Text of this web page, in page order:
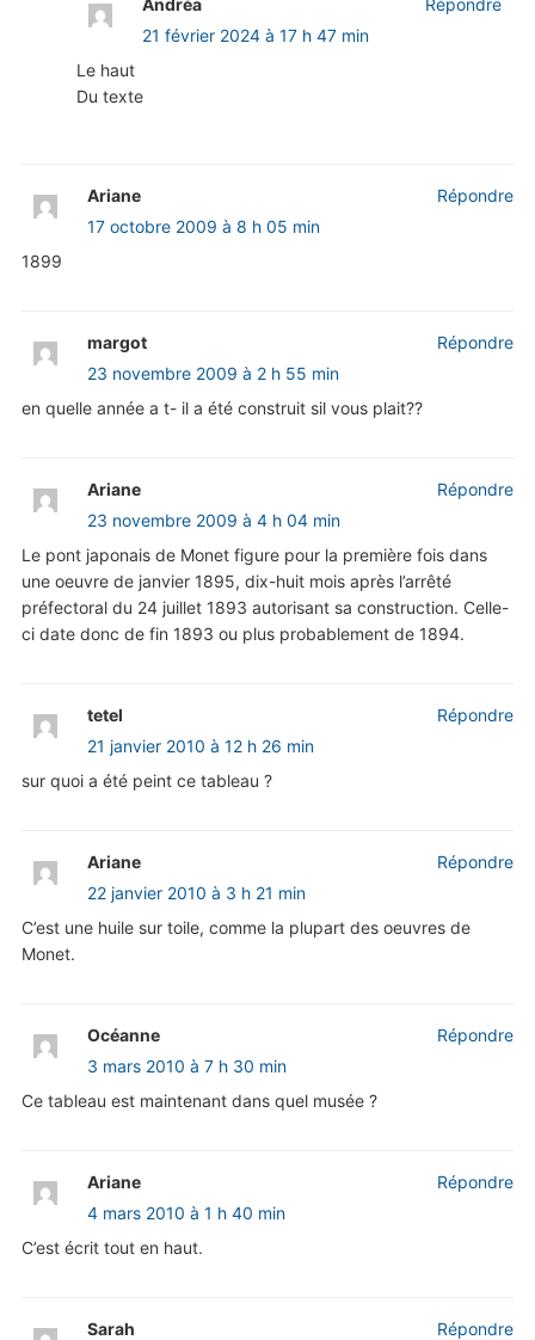
Andréa
21 février 2024 à 17 h 47 min
Le haut
Du texte
Répondre
Ariane
17 octobre 2009 à 8 h 05 min
1899
Répondre
margot
23 novembre 2009 à 2 h 55 min
en quelle année a t- il a été construit sil vous plait??
Répondre
Ariane
23 novembre 2009 à 4 h 04 min
Le pont japonais de Monet figure pour la première fois dans
une oeuvre de janvier 1895, dix-huit mois après l’arrêté
préfectoral du 24 juillet 1893 autorisant sa construction. Celle-
ci date donc de fin 1893 ou plus probablement de 1894.
Répondre
tetel
21 janvier 2010 à 12 h 26 min
sur quoi a été peint ce tableau ?
Répondre
Ariane
22 janvier 2010 à 3 h 21 min
C’est une huile sur toile, comme la plupart des oeuvres de
Monet.
Répondre
Océanne
3 mars 2010 à 7 h 30 min
Ce tableau est maintenant dans quel musée ?
Répondre
Ariane
4 mars 2010 à 1 h 40 min
C’est écrit tout en haut.
Répondre
Sarah
Répondre